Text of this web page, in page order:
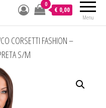
Menu
0
€ 0,00
CORSETTI FASHION –
S/M